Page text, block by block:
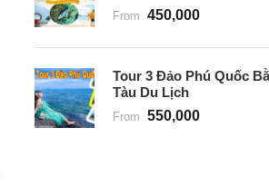
From 450,000
Tour 3 Đảo Phú Quốc
Tàu Du Lịch
From 550,000